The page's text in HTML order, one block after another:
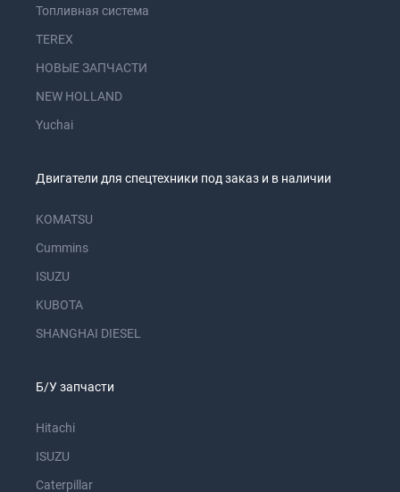
Топливная система
TEREX
НОВЫЕ ЗАПЧАСТИ
NEW HOLLAND
Yuchai
Двигатели для спецтехники под заказ и в наличии
KOMATSU
Cummins
ISUZU
KUBOTA
SHANGHAI DIESEL
Б/У запчасти
Hitachi
ISUZU
Caterpillar